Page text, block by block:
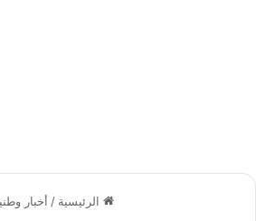
الرئيسية / أخبار